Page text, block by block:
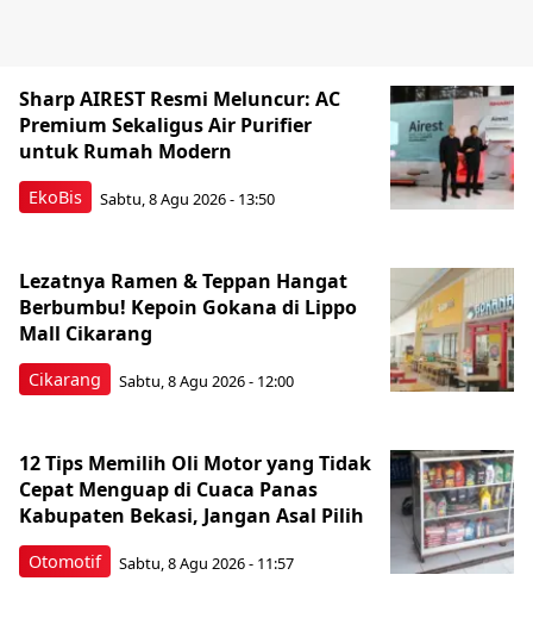
EkoBis
Sharp AIREST Resmi Meluncur: AC
Premium Sekaligus Air Purifier
untuk Rumah Modern
Sabtu, 8 Agu 2026 - 13:50
Cikarang
Lezatnya Ramen & Teppan Hangat
Berbumbu! Kepoin Gokana di Lippo
Mall Cikarang
Sabtu, 8 Agu 2026 - 12:00
Otomotif
12 Tips Memilih Oli Motor yang Tidak
Cepat Menguap di Cuaca Panas
Kabupaten Bekasi, Jangan Asal Pilih
Sabtu, 8 Agu 2026 - 11:57